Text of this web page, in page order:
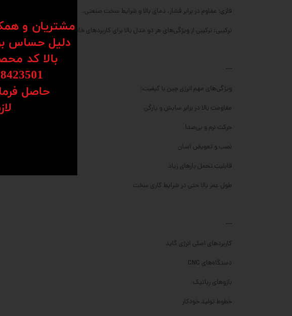
فلزی: مقاوم در برابر فشار، دمای بالا و شرایط سخت صنعتی.
ترکیبی: ترکیبی از ویژگی‌های هر دو مدل بالا برای کاربردهای خاص.
---
ویژگی‌های مهم انرژی چین با کیفیت:
مقاومت بالا در برابر سایش و پارگی
حرکت نرم و بی‌صدا
نصب و تعویض آسان
قابلیت تحمل بارهای زیاد
طول عمر بالا حتی در شرایط کاری سخت
---
کاربردهای اصلی انرژی گاید
دستگاه‌های CNC
بازوهای رباتیک
خطوط تولید خودکار
​​مشتریان و
دلیل حساس
بالا کد
02128423501 و
حاصل